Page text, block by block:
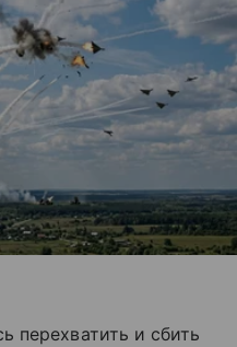
перехватить и сбить